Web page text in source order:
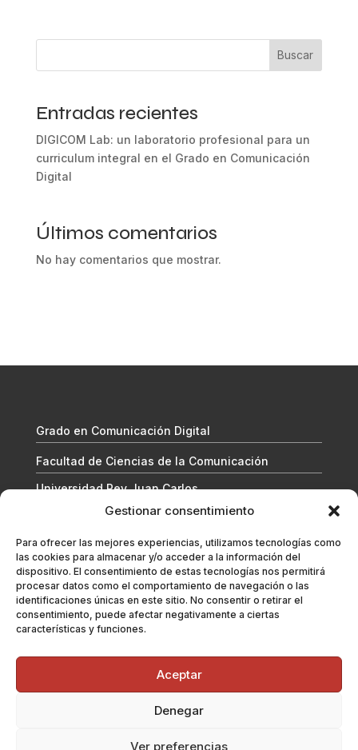
Gestionar consentimiento
Para ofrecer las mejores experiencias, utilizamos tecnologías como
las cookies para almacenar y/o acceder a la información del
dispositivo. El consentimiento de estas tecnologías nos permitirá
procesar datos como el comportamiento de navegación o las
identificaciones únicas en este sitio. No consentir o retirar el
consentimiento, puede afectar negativamente a ciertas
características y funciones.
Aceptar
Denegar
Ver preferencias
Buscar
Entradas recientes
DIGICOM Lab: un laboratorio profesional para un
curriculum integral en el Grado en Comunicación
Digital
Últimos comentarios
No hay comentarios que mostrar.
Grado en Comunicación Digital
Facultad de Ciencias de la Comunicación
Universidad Rey Juan Carlos
A menos que se indique lo contrario, esta obra está licenciada
Creative Commons Attribution 4.0 International License